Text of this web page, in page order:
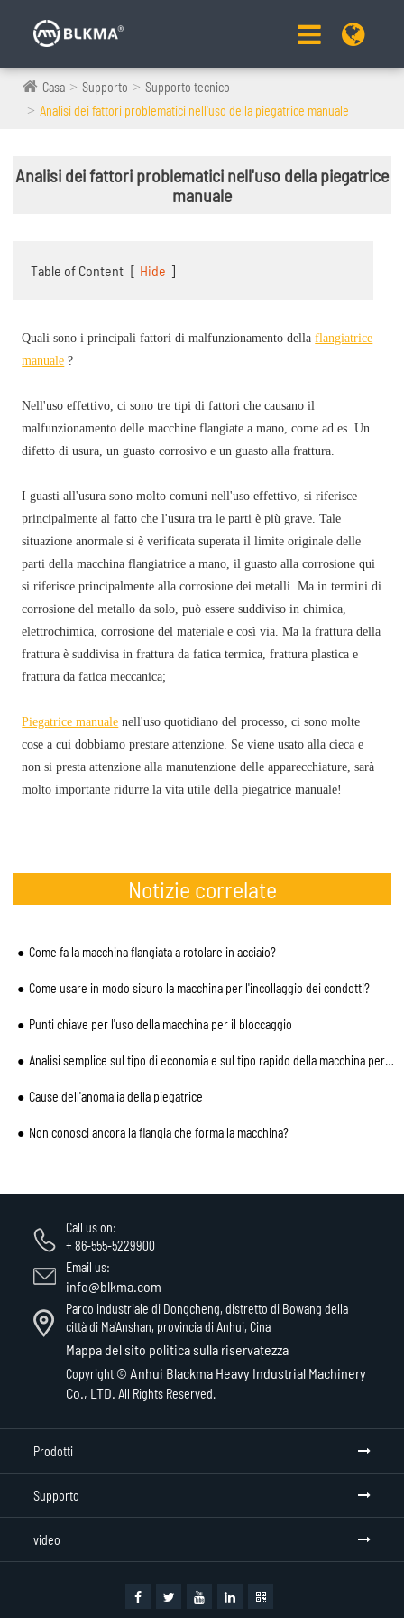
Casa Supporto
Supporto tecnico
Analisi dei fattori problematici nell'uso della piegatrice manuale
Analisi dei fattori problematici nell'uso della piegatrice
manuale
Table of Content [ Hide ]
Quali sono i principali fattori di malfunzionamento dellaflangiatrice
manuale ?
Nell'uso effettivo, ci sono tre tipi di fattori che causano il
malfunzionamento delle macchine flangiate a mano, come ad es. Un
difetto di usura, un guasto corrosivo e un guasto alla frattura.
I guasti all'usura sono molto comuni nell'uso effettivo, si riferisce
principalmente al fatto che l'usura tra le parti è più grave. Tale
situazione anormale si è verificata superata il limite originale delle
parti della macchina flangiatrice a mano, il guasto alla corrosione qui
si riferisce principalmente alla corrosione dei metalli. Ma in termini di
corrosione del metallo da solo, può essere suddiviso in chimica,
elettrochimica, corrosione del materiale e così via. Ma la frattura della
frattura è suddivisa in frattura da fatica termica, frattura plastica e
frattura da fatica meccanica;
Piegatrice manuale nell'uso quotidiano del processo, ci sono molte
cose a cui dobbiamo prestare attenzione. Se viene usato alla cieca e
non si presta attenzione alla manutenzione delle apparecchiature, sarà
molto importante ridurre la vita utile della piegatrice manuale!
Notizie correlate
Come fa la macchina flangiata a rotolare in acciaio?
Come usare in modo sicuro la macchina per l'incollaggio dei condotti?
Punti chiave per l'uso della macchina per il bloccaggio
Analisi semplice sul tipo di economia e sul tipo rapido della macchina per tubi a spirale
Cause dell'anomalia della piegatrice
Non conosci ancora la flangia che forma la macchina?
Call us on:
+ 86-555-5229900
Email us:
info@blkma.com
Parco industriale di Dongcheng, distretto di Bowang della
città di Ma'Anshan, provincia di Anhui, Cina
Mappa del sito politica sulla riservatezza
Copyright © Anhui Blackma Heavy Industrial Machinery
Co., LTD. All Rights Reserved.
Prodotti
Supporto
video